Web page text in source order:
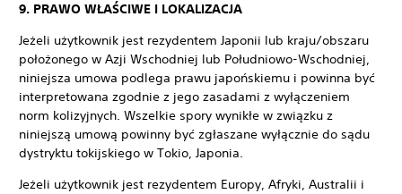
9. PRAWO WŁAŚCIWE I LOKALIZACJA
Jeżeli użytkownik jest rezydentem Japonii lub kraju/obszaru
położonego w Azji Wschodniej lub Południowo-Wschodniej,
niniejsza umowa podlega prawu japońskiemu i powinna być
interpretowana zgodnie z jego zasadami z wyłączeniem
norm kolizyjnych. Wszelkie spory wynikłe w związku z
niniejszą umową powinny być zgłaszane wyłącznie do sądu
dystryktu tokijskiego w Tokio, Japonia.
Jeżeli użytkownik jest rezydentem Europy, Afryki, Australii i